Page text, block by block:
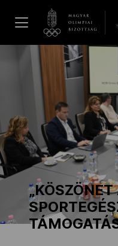
Hírek
Galéria
Dakar 2026
Los Angeles
„KÖSZÖNET